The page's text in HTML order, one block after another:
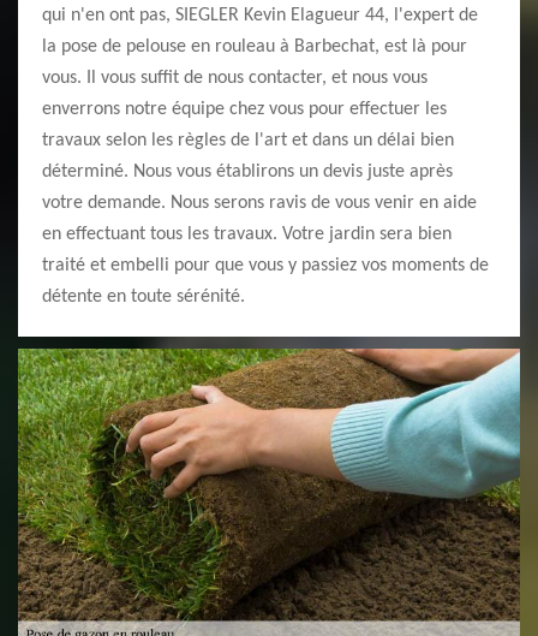
qui n'en ont pas, SIEGLER Kevin Elagueur 44, l'expert de
la pose de pelouse en rouleau à Barbechat, est là pour
vous. Il vous suffit de nous contacter, et nous vous
enverrons notre équipe chez vous pour effectuer les
travaux selon les règles de l'art et dans un délai bien
déterminé. Nous vous établirons un devis juste après
votre demande. Nous serons ravis de vous venir en aide
en effectuant tous les travaux. Votre jardin sera bien
traité et embelli pour que vous y passiez vos moments de
détente en toute sérénité.